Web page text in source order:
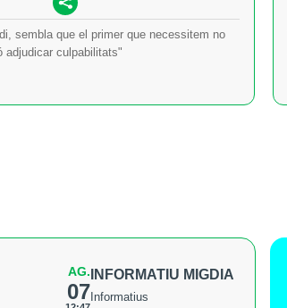
sembla que el primer que necessitem no
adjudicar culpabilitats"
AG.
07
INFORMATIU MIGDIA
Informatius